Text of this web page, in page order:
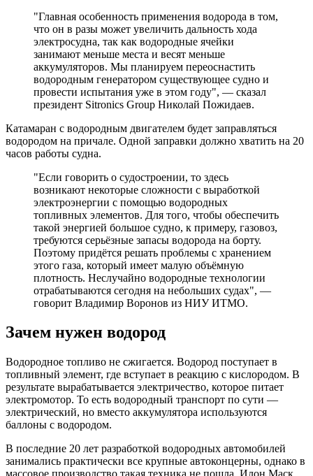
"Главная особенность применения водорода в том,
что он в разы может увеличить дальность хода
электросудна, так как водородные ячейки
занимают меньше места и весят меньше
аккумуляторов. Мы планируем переоснастить
водородным генератором существующее судно и
провести испытания уже в этом году", — сказал
президент Sitronics Group Николай Пожидаев.
Катамаран с водородным двигателем будет заправляться
водородом на причале. Одной заправки должно хватить на 20
часов работы судна.
"Если говорить о судостроении, то здесь
возникают некоторые сложности с выработкой
электроэнергии с помощью водородных
топливных элементов. Для того, чтобы обеспечить
такой энергией большое судно, к примеру, газовоз,
требуются серьёзные запасы водорода на борту.
Поэтому придётся решать проблемы с хранением
этого газа, который имеет малую объёмную
плотность. Неслучайно водородные технологии
отрабатываются сегодня на небольших судах", —
говорит Владимир Воронов из НИУ ИТМО.
Зачем нужен водород
Водородное топливо не сжигается. Водород поступает в
топливный элемент, где вступает в реакцию с кислородом. В
результате вырабатывается электричество, которое питает
электромотор. То есть водородный транспорт по сути —
электрический, но вместо аккумулятора используются
баллоны с водородом.
В последние 20 лет разработкой водородных автомобилей
занимались практически все крупные автоконцерны, однако в